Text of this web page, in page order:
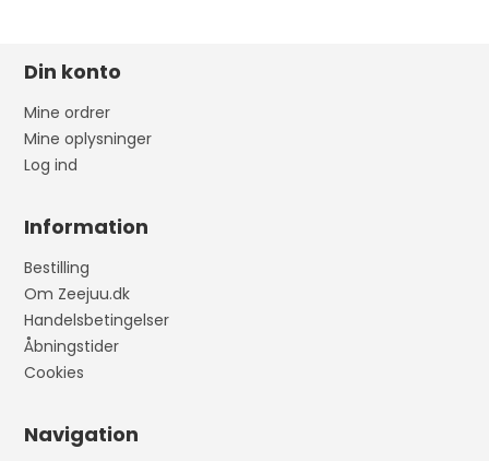
Din konto
Mine ordrer
Mine oplysninger
Log ind
Information
Bestilling
Om Zeejuu.dk
Handelsbetingelser
Åbningstider
Cookies
Navigation